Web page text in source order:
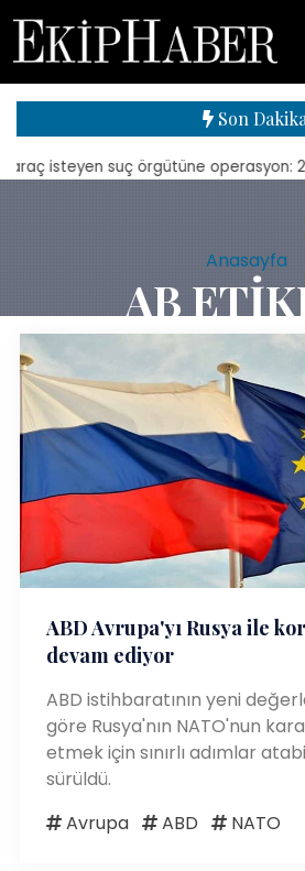
Son Dakika
suç örgütüne operasyon: 23 gözaltı |
AB
Anasayfa
ABD Avrupa'yı Rusya ile
devam ediyor
ABD istihbaratının yeni
göre Rusya'nın NATO'nun
etmek için sınırlı adımlar
sürüldü.
Avrupa
ABD NATO